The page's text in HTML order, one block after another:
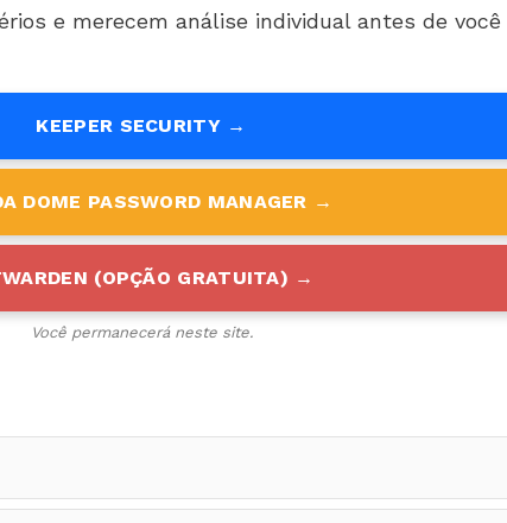
e merecem análise individual antes de você
KEEPER SECURITY →
DOME PASSWORD MANAGER →
(OPÇÃO GRATUITA) →
Você permanecerá neste site.